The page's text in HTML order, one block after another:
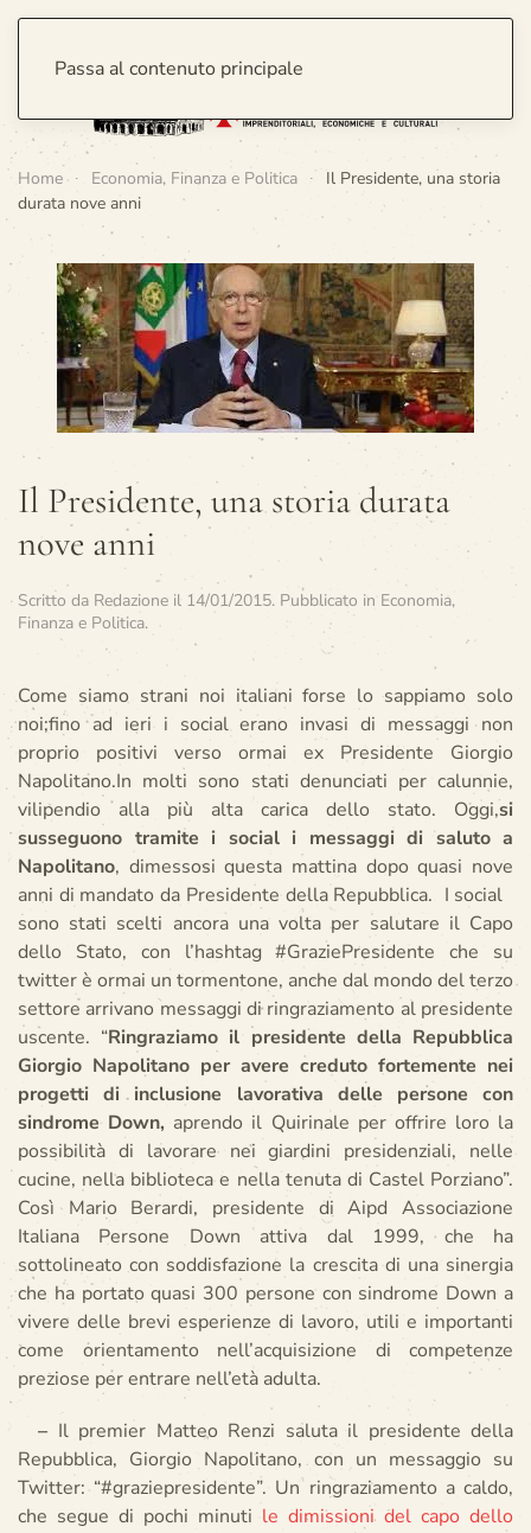
Passa al contenuto principale
Home Economia, Finanza e Politica
Il Presidente, una storia
durata nove anni
Il Presidente, una storia durata
nove anni
Scritto da Redazione il 14/01/2015. Pubblicato in Economia,
Finanza e Politica.
Come siamo strani noi italiani forse lo sappiamo solo
noi;fino ad ieri i social erano invasi di messaggi non
proprio positivi verso ormai ex Presidente Giorgio
Napolitano.In molti sono stati denunciati per calunnie,
vilipendio alla più alta carica dello stato. Oggi,si
susseguono tramite i social i messaggi di saluto a
Napolitano, dimessosi questa mattina dopo quasi nove
anni di mandato da Presidente della Repubblica. I social
sono stati scelti ancora una volta per salutare il Capo
dello Stato, con l’hashtag #GraziePresidente che su
twitter è ormai un tormentone, anche dal mondo del terzo
settore arrivano messaggi di ringraziamento al presidente
uscente. “Ringraziamo il presidente della Repubblica
Giorgio Napolitano per avere creduto fortemente nei
progetti di inclusione lavorativa delle persone con
sindrome Down, aprendo il Quirinale per offrire loro la
possibilità di lavorare nei giardini presidenziali, nelle
cucine, nella biblioteca e nella tenuta di Castel Porziano”.
Così Mario Berardi, presidente di Aipd Associazione
Italiana Persone Down attiva dal 1999, che ha
sottolineato con soddisfazione la crescita di una sinergia
che ha portato quasi 300 persone con sindrome Down a
vivere delle brevi esperienze di lavoro, utili e importanti
come orientamento nell’acquisizione di competenze
preziose per entrare nell’età adulta.
– Il premier Matteo Renzi saluta il presidente della
Repubblica, Giorgio Napolitano, con un messaggio su
Twitter: “#graziepresidente”. Un ringraziamento a caldo,
che segue di pochi minuti le dimissioni del capo dello